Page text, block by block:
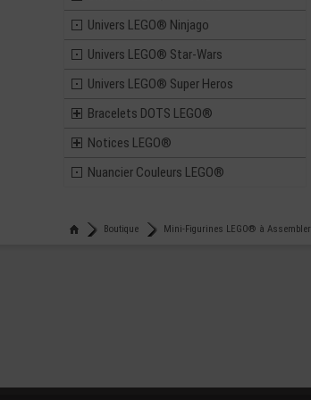
Univers LEGO® Ninjago
Univers LEGO® Star-Wars
Univers LEGO® Super Heros
Bracelets DOTS LEGO®
Notices LEGO®
Nuancier Couleurs LEGO®
Boutique Mini-Figurines LEGO® à Assembler